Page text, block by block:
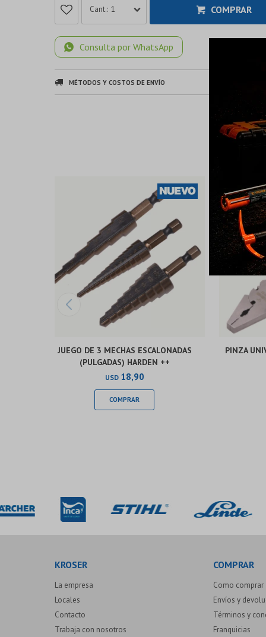
1 COMPRAR
Consulta por WhatsApp
MÉTODOS Y COSTOS DE ENVÍO
JUEGO DE 3 MECHAS ESCALONADAS
(PULGADAS) HARDEN ++
USD 18,90
PINZA
KROSER
La empresa
Locales
Contacto
Trabaja con nosotros
COMPRAR
Como comprar
Envíos y
Términos y
Franquicias